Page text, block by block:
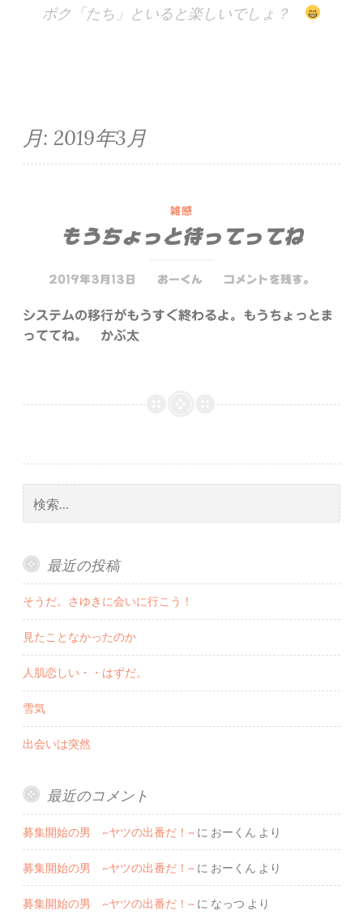
ボク「たち」といると楽しいでしょ？
月: 2019年3月
雑感
もうちょっと待ってってね
2019年3月13日 おーくん コメントを残す。
システムの移行がもうすぐ終わるよ。もうちょっとま
っててね。 かぶ太
索:
最近の投稿
そうだ。さゆきに会いに行こう！
見たことなかったのか
人肌恋しい・・はずだ。
雪気
出会いは突然
最近のコメント
募集開始の男 ~ヤツの出番だ！~ に おーくん より
募集開始の男 ~ヤツの出番だ！~ に おーくん より
募集開始の男 ~ヤツの出番だ！~ に なっつ より